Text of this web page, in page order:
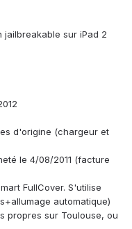
jailbreakable sur iPad 2
d'origine (chargeur et
le 4/08/2011 (facture
FullCover. S'utilise
automatique)
propres sur Toulouse, ou